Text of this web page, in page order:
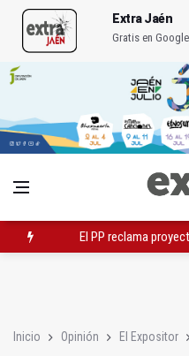
Extra Jaén
Gratis en
El PP reclama
Inicio Opinión El Expositor